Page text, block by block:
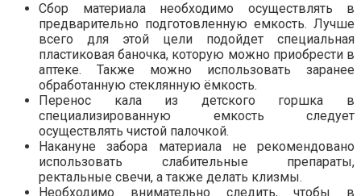
Сбор материала необходимо осуществлять в
предварительно подготовленную емкость. Лучше
всего для этой цели подойдет специальная
пластиковая баночка, которую можно приобрести в
аптеке. Также можно использовать заранее
обработанную стеклянную ёмкость.
Перенос кала из детского горшка в
специализированную емкость следует
осуществлять чистой палочкой.
Накануне забора материала не рекомендовано
использовать слабительные препараты,
ректальные свечи, а также делать клизмы.
Необходимо внимательно следить, чтобы в